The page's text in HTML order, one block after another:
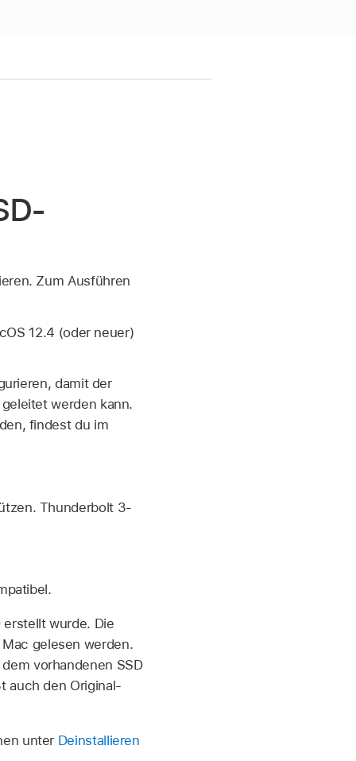
Zum Ausführen
12.4 (oder neuer)
damit der
werden kann.
findest du im
Thunderbolt 3-
erstellt wurde. Die
gelesen werden.
vorhandenen SSD
auch den Original-
unter Deinstallieren